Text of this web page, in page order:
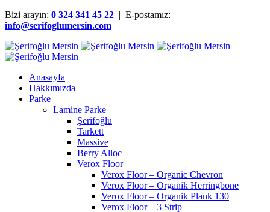
Bizi arayın: 0 324 341 45 22 | E-postamız:
info@serifoglumersin.com
Anasayfa
Hakkımızda
Parke
Lamine Parke
Şerifoğlu
Tarkett
Massive
Berry Alloc
Verox Floor
Verox Floor – Organic Chevron
Verox Floor – Organik Herringbone
Verox Floor – Organik Plank 130
Verox Floor – 3 Strip